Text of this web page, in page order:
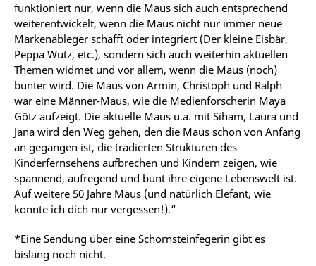
funktioniert nur, wenn die Maus sich auch entsprechend
weiterentwickelt, wenn die Maus nicht nur immer neue
Markenableger schafft oder integriert (Der kleine Eisbär,
Peppa Wutz, etc.), sondern sich auch weiterhin aktuellen
Themen widmet und vor allem, wenn die Maus (noch)
bunter wird. Die Maus von Armin, Christoph und Ralph
war eine Männer-Maus, wie die Medienforscherin Maya
Götz aufzeigt. Die aktuelle Maus u.a. mit Siham, Laura und
Jana wird den Weg gehen, den die Maus schon von Anfang
an gegangen ist, die tradierten Strukturen des
Kinderfernsehens aufbrechen und Kindern zeigen, wie
spannend, aufregend und bunt ihre eigene Lebenswelt ist.
Auf weitere 50 Jahre Maus (und natürlich Elefant, wie
konnte ich dich nur vergessen!).“
*Eine Sendung über eine Schornsteinfegerin gibt es
bislang noch nicht.